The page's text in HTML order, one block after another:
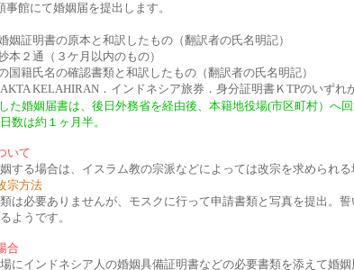
館にて婚姻届を提出します。
姻証明書の原本と和訳したもの（翻訳者の氏名明記）
本２通（３ケ月以内のもの）
国籍氏名の確認書類と和訳したもの（翻訳者の氏名明記）
KELAHIRAN．インドネシア旅券．身分証明書ＫTPのいずれか
た婚姻届書は、後日外務省を経由後、本籍地役場(市区町村）へ回
数は約１ヶ月半。
いて
する場合は、イスラム教の宗派などによっては改宗を求められる
宗方法
は必要ありませんが、モスクに行って申請書類と写真を提出。誓
ようです。
合
にインドネシア人の婚姻具備証明書などの必要書類を添えて婚姻